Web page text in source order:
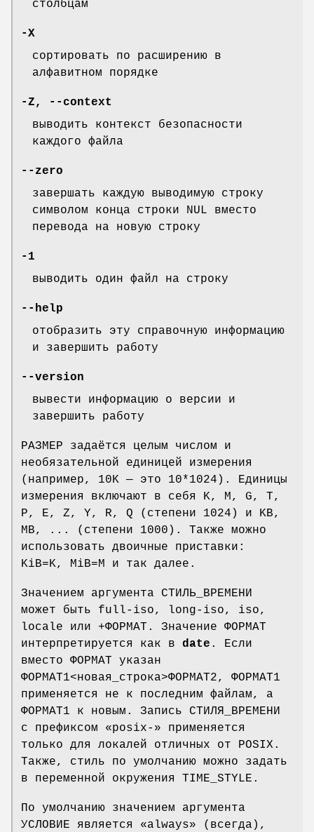
столбцам
-X
сортировать по расширению в
алфавитном порядке
-Z ,
--context
выводить контекст безопасности
каждого файла
--zero
завершать каждую выводимую строку
символом конца строки NUL вместо
перевода на новую строку
-1
выводить один файл на строку
--help
отобразить эту справочную информацию
и завершить работу
--version
вывести информацию о версии и
завершить работу
РАЗМЕР задаётся целым числом и
необязательной единицей измерения
(например, 10K — это 10*1024). Единицы
измерения включают в себя K, M, G, T,
P, E, Z, Y, R, Q (степени 1024) и KB,
MB, ... (степени 1000). Также можно
использовать двоичные приставки:
KiB=K, MiB=M и так далее.
Значением аргумента СТИЛЬ_ВРЕМЕНИ
может быть full-iso, long-iso, iso,
locale или +ФОРМАТ. Значение ФОРМАТ
интерпретируется как в date . Если
вместо ФОРМАТ указан
ФОРМАТ1<новая_строка>ФОРМАТ2, ФОРМАТ1
применяется не к последним файлам, а
ФОРМАТ1 к новым. Запись СТИЛЯ_ВРЕМЕНИ
с префиксом «posix-» применяется
только для локалей отличных от POSIX.
Также, стиль по умолчанию можно задать
в переменной окружения TIME_STYLE.
По умолчанию значением аргумента
УСЛОВИЕ является «always» (всегда),